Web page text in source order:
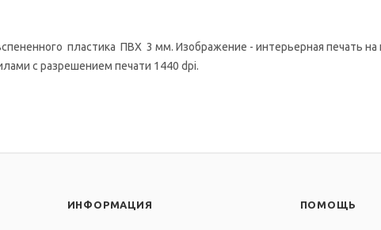
пластика ПВХ 3 мм. Изображение - интерьерная печать на
с разрешением печати 1440 dpi.
ИНФОРМАЦИЯ ПОМОЩЬ